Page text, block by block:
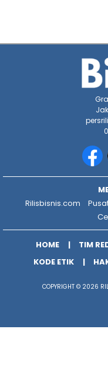
Rilisbisnis.com
HOME TIM
KODE ETIK
COPYRIGHT © 2026